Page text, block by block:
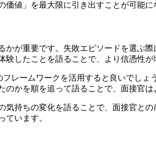
値」を最大限に引き出すことが可能に
が重要です。失敗エピソードを選ぶ
したことを語ることで、より信憑性が
レームワークを活用すると良いでし
かを順を追って語ることで、面接官は
持ちの変化を語ることで、面接官と
ています。